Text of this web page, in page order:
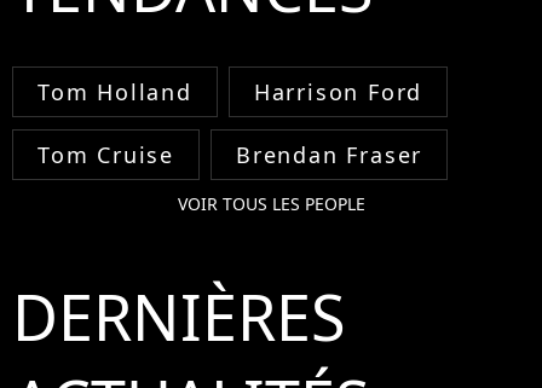
Tom Holland Harrison Ford
Tom Cruise Brendan Fraser
VOIR TOUS LES PEOPLE
DERNIÈRES